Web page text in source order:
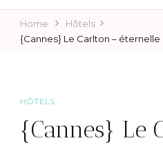
Home
Hôtels
{Cannes} Le Carlton – éternelle
HÔTELS
{Cannes} Le